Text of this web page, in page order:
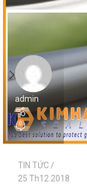
admin
0
TIN TỨC
25 Th12 2018